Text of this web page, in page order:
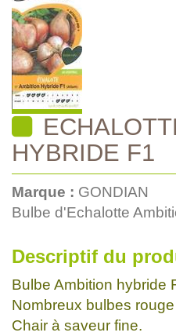
HYBRIDE F1
Marque : GONDIAN
Bulbe d'Echalotte
Descriptif du
Bulbe Ambition hybride
Nombreux bulbes
Chair à saveur fine.